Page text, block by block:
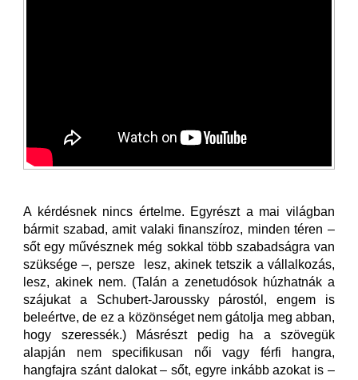
A kérdésnek nincs értelme. Egyrészt a mai világban
bármit szabad, amit valaki finanszíroz, minden téren –
sőt egy művésznek még sokkal több szabadságra van
szüksége –, persze lesz, akinek tetszik a vállalkozás,
lesz, akinek nem. (Talán a zenetudósok húzhatnák a
szájukat a Schubert-Jaroussky párostól, engem is
beleértve, de ez a közönséget nem gátolja meg abban,
hogy szeressék.) Másrészt pedig ha a szövegük
alapján nem specifikusan női vagy férfi hangra,
hangfajra szánt dalokat – sőt, egyre inkább azokat is –